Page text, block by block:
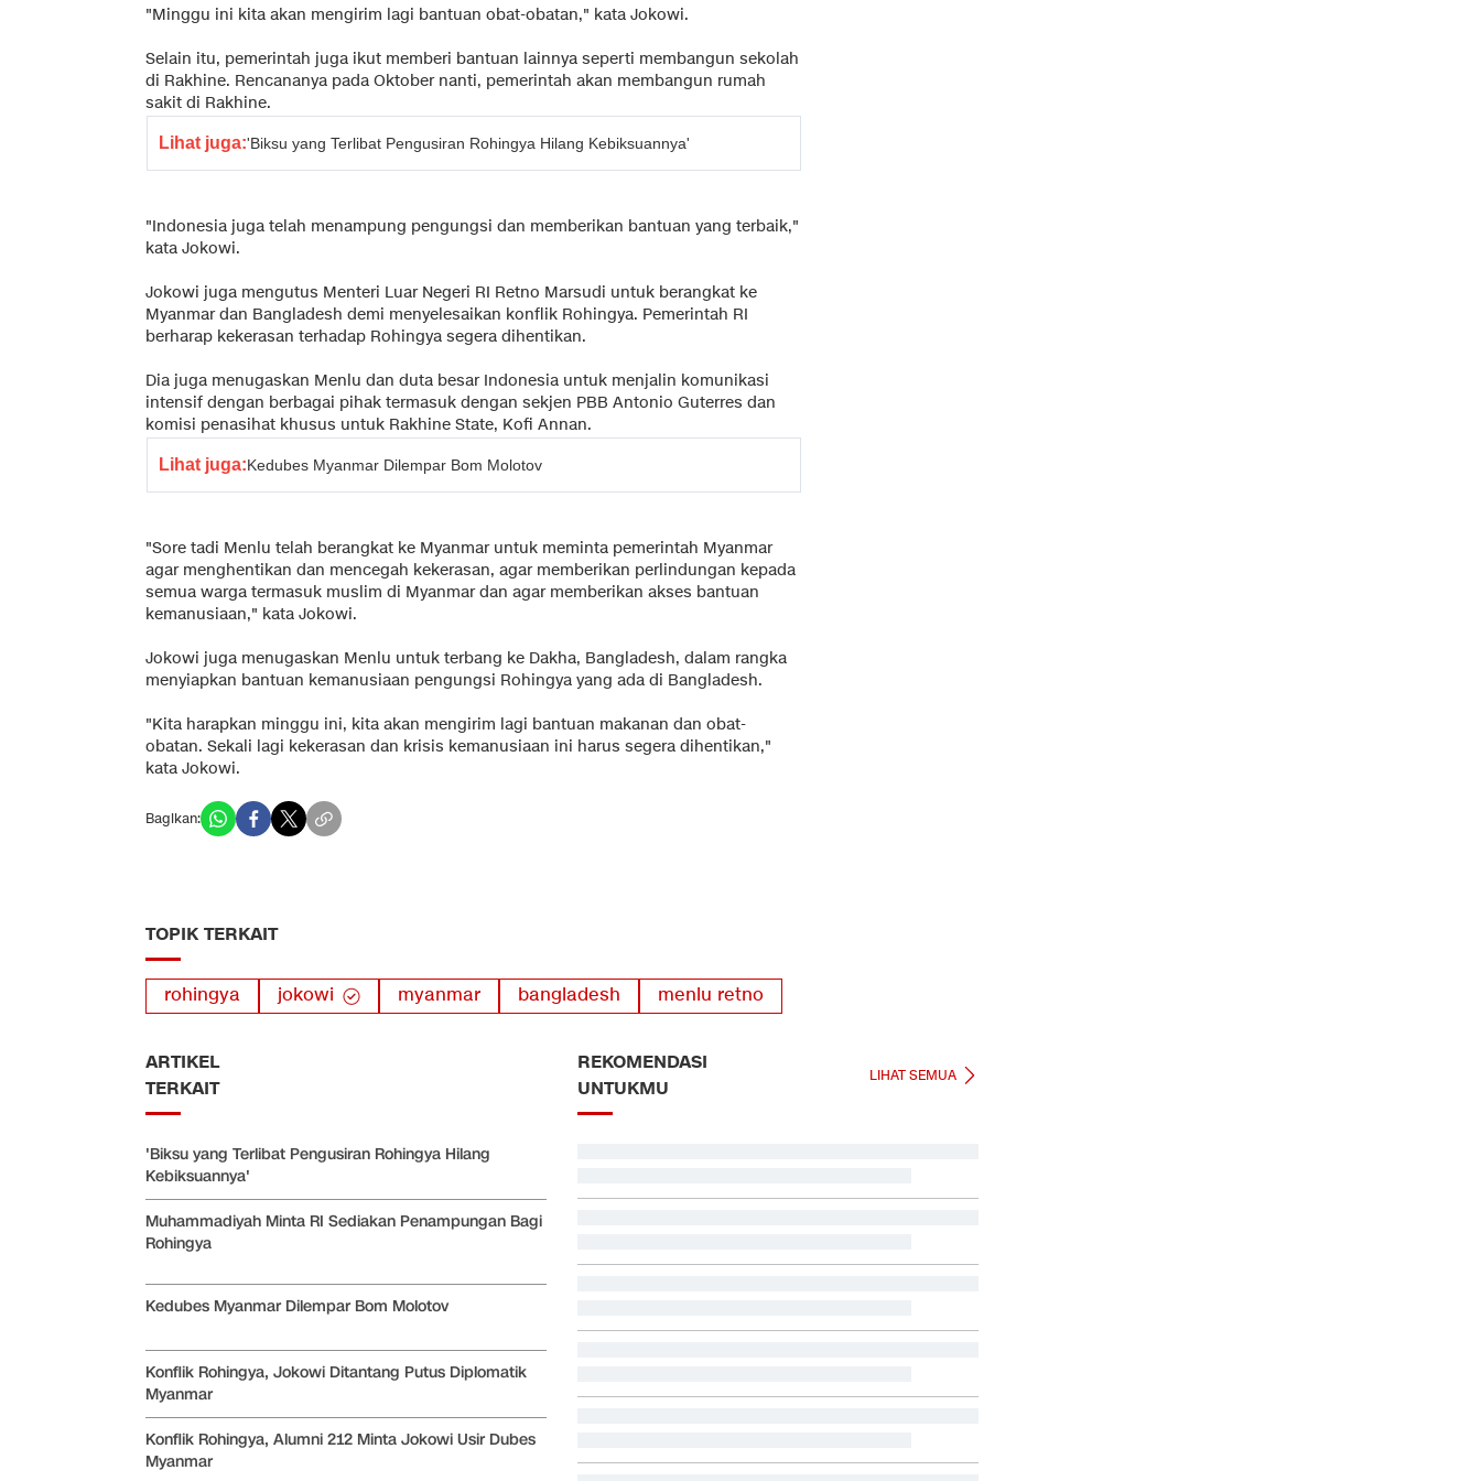
"Minggu ini kita akan mengirim lagi bantuan obat-obatan," kata Jokowi.
Selain itu, pemerintah juga ikut memberi bantuan lainnya seperti membangun sekolah
di Rakhine. Rencananya pada Oktober nanti, pemerintah akan membangun rumah
sakit di Rakhine.
Lihat juga:'Biksu yang Terlibat Pengusiran Rohingya Hilang Kebiksuannya'
"Indonesia juga telah menampung pengungsi dan memberikan bantuan yang terbaik,"
kata Jokowi.
Jokowi juga mengutus Menteri Luar Negeri RI Retno Marsudi untuk berangkat ke
Myanmar dan Bangladesh demi menyelesaikan konflik Rohingya. Pemerintah RI
berharap kekerasan terhadap Rohingya segera dihentikan.
Dia juga menugaskan Menlu dan duta besar Indonesia untuk menjalin komunikasi
intensif dengan berbagai pihak termasuk dengan sekjen PBB Antonio Guterres dan
komisi penasihat khusus untuk Rakhine State, Kofi Annan.
Lihat juga:Kedubes Myanmar Dilempar Bom Molotov
"Sore tadi Menlu telah berangkat ke Myanmar untuk meminta pemerintah Myanmar
agar menghentikan dan mencegah kekerasan, agar memberikan perlindungan kepada
semua warga termasuk muslim di Myanmar dan agar memberikan akses bantuan
kemanusiaan," kata Jokowi.
Jokowi juga menugaskan Menlu untuk terbang ke Dakha, Bangladesh, dalam rangka
menyiapkan bantuan kemanusiaan pengungsi Rohingya yang ada di Bangladesh.
"Kita harapkan minggu ini, kita akan mengirim lagi bantuan makanan dan obat-
obatan. Sekali lagi kekerasan dan krisis kemanusiaan ini harus segera dihentikan,"
kata Jokowi.
Bagikan:
TOPIK TERKAIT
rohingya jokowi myanmar bangladesh menlu retno
ARTIKEL
TERKAIT
'Biksu yang Terlibat Pengusiran Rohingya Hilang
Kebiksuannya'
Muhammadiyah Minta RI Sediakan Penampungan Bagi
Rohingya
Kedubes Myanmar Dilempar Bom Molotov
Konflik Rohingya, Jokowi Ditantang Putus Diplomatik
Myanmar
Konflik Rohingya, Alumni 212 Minta Jokowi Usir Dubes
Myanmar
REKOMENDASI
UNTUKMU
LIHAT SEMUA